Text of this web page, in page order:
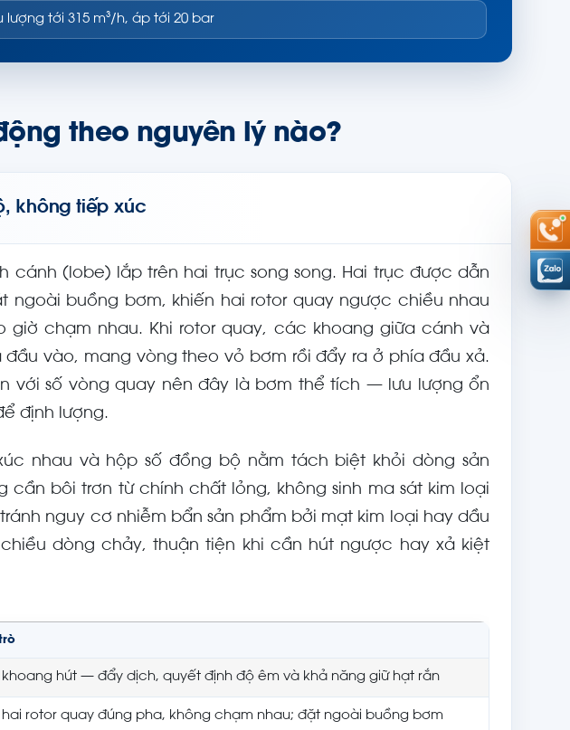
lượng tới 315 m³/h, áp tới 20 bar
theo nguyên lý nào?
không tiếp xúc
cánh (lobe) lắp trên hai trục song song. Hai trục được dẫn
ngoài buồng bơm, khiến hai rotor quay ngược chiều nhau
giờ chạm nhau. Khi rotor quay, các khoang giữa cánh và
vào, mang vòng theo vỏ bơm rồi đẩy ra ở phía đầu xả.
với số vòng quay nên đây là bơm thể tích — lưu lượng ổn
định lượng.
nhau và hộp số đồng bộ nằm tách biệt khỏi dòng sản
cần bôi trơn từ chính chất lỏng, không sinh ma sát kim loại
nguy cơ nhiễm bẩn sản phẩm bởi mạt kim loại hay dầu
dòng chảy, thuận tiện khi cần hút ngược hay xả kiệt
khoang hút — đẩy dịch, quyết định độ êm và khả năng giữ hạt rắn
hai rotor quay đúng pha, không chạm nhau; đặt ngoài buồng bơm